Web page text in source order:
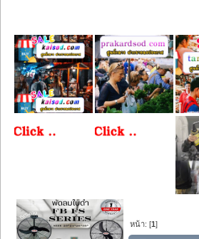
หน้า: [1]